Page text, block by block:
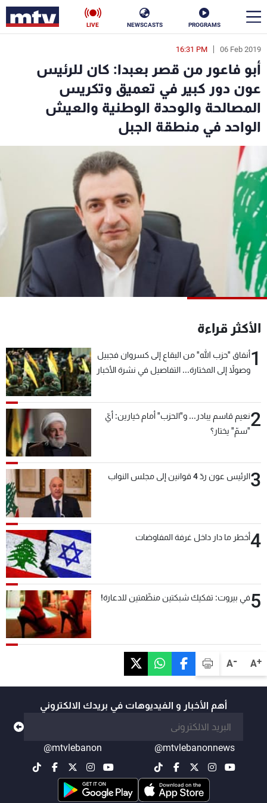
PROGRAMS
NEWSCASTS
LIVE
A+
A-
06 Feb 2019
16:31 PM
أبو فاعور من قصر بعبدا: كان للرئيس
عون دور كبير في تعميق وتكريس
المصالحة والوحدة الوطنية والعيش
الواحد في منطقة الجبل
الأكثر قراءة
1أنفاق "حزب الله" من البقاع إلى كسروان فجبيل
وصولاً إلى المختارة... التفاصيل في نشرة الأخبار
2نعيم قاسم يبادر... و"الحزب" أمام خيارين: أيّ
"سمّ" يختار؟
3الرئيس عون ردّ 4 قوانين إلى مجلس النواب
4أخطر ما دار داخل غرفة المفاوضات
5في بيروت: تفكيك شبكتين منظّمتين للدعارة!
أهم الأخبار و الفيديوهات في بريدك الالكتروني
@mtvlebanonnews
@mtvlebanon
en
الأخبار
سياسة ناس
إقتصاد فن
منوعات رياضة
كأس العالم
البرامج
جدول البرامج
شاهد البرامج
الترددات
عن MTV
الإنـتـاج
لاعلاناتكم
شروط الإسـتخدام
سياسة الخصوصية